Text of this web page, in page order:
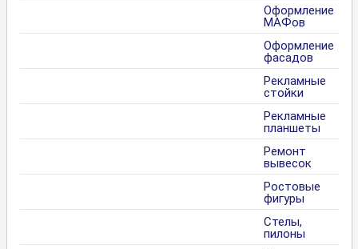
Оформление
МАФов
Оформление
фасадов
Рекламные
стойки
Рекламные
планшеты
Ремонт
вывесок
Ростовые
фигуры
Стелы,
пилоны